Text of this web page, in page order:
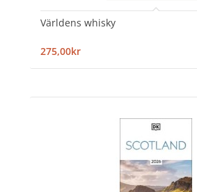
Världens whisky
275,00kr